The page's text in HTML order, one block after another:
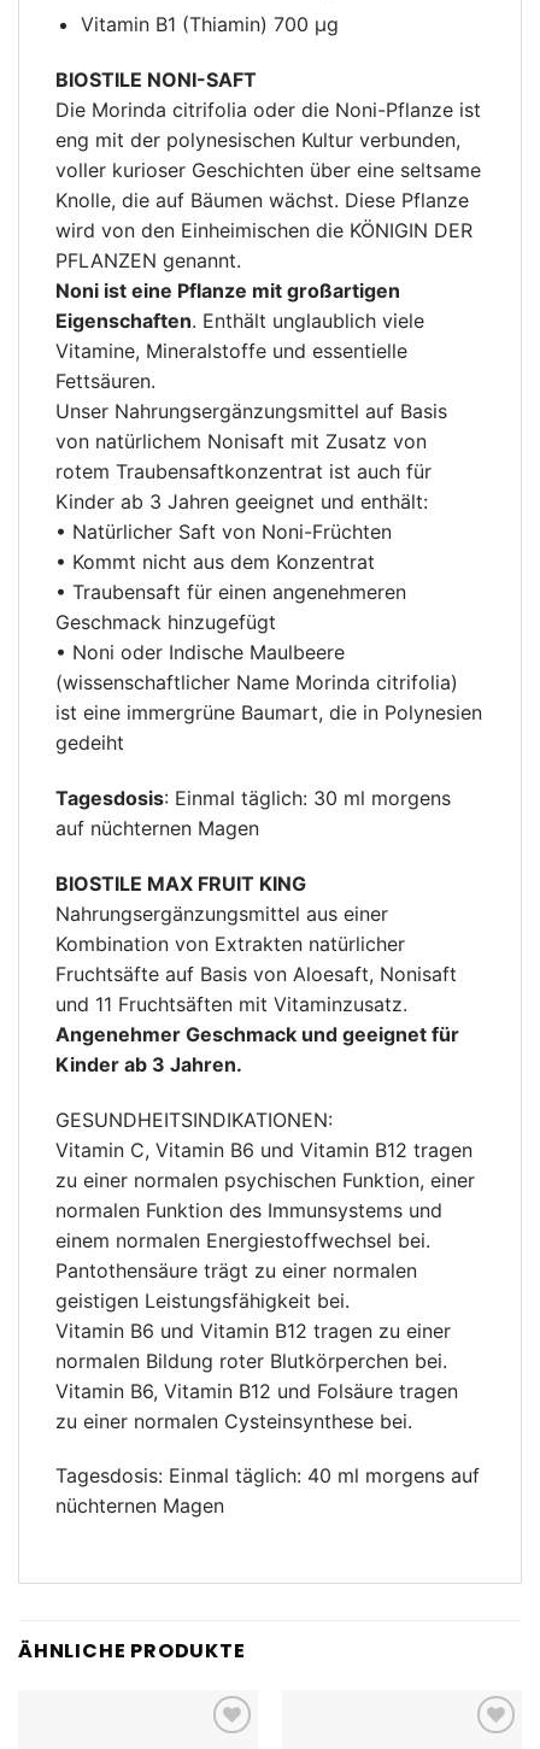
Vitamin B1 (Thiamin) 700 μg
BIOSTILE NONI-SAFT
Die Morinda citrifolia oder die Noni-Pflanze ist
eng mit der polynesischen Kultur verbunden,
voller kurioser Geschichten über eine seltsame
Knolle, die auf Bäumen wächst. Diese Pflanze
wird von den Einheimischen die KÖNIGIN DER
PFLANZEN genannt.
Noni ist eine Pflanze mit großartigen
Eigenschaften. Enthält unglaublich viele
Vitamine, Mineralstoffe und essentielle
Fettsäuren.
Unser Nahrungsergänzungsmittel auf Basis
von natürlichem Nonisaft mit Zusatz von
rotem Traubensaftkonzentrat ist auch für
Kinder ab 3 Jahren geeignet und enthält:
• Natürlicher Saft von Noni-Früchten
• Kommt nicht aus dem Konzentrat
• Traubensaft für einen angenehmeren
Geschmack hinzugefügt
• Noni oder Indische Maulbeere
(wissenschaftlicher Name Morinda citrifolia)
ist eine immergrüne Baumart, die in Polynesien
gedeiht
Tagesdosis: Einmal täglich: 30 ml morgens
auf nüchternen Magen
BIOSTILE MAX FRUIT KING
Nahrungsergänzungsmittel aus einer
Kombination von Extrakten natürlicher
Fruchtsäfte auf Basis von Aloesaft, Nonisaft
und 11 Fruchtsäften mit Vitaminzusatz.
Angenehmer Geschmack und geeignet für
Kinder ab 3 Jahren.
GESUNDHEITSINDIKATIONEN:
Vitamin C, Vitamin B6 und Vitamin B12 tragen
zu einer normalen psychischen Funktion, einer
normalen Funktion des Immunsystems und
einem normalen Energiestoffwechsel bei.
Pantothensäure trägt zu einer normalen
geistigen Leistungsfähigkeit bei.
Vitamin B6 und Vitamin B12 tragen zu einer
normalen Bildung roter Blutkörperchen bei.
Vitamin B6, Vitamin B12 und Folsäure tragen
zu einer normalen Cysteinsynthese bei.
Tagesdosis: Einmal täglich: 40 ml morgens auf
nüchternen Magen
ÄHNLICHE PRODUKTE